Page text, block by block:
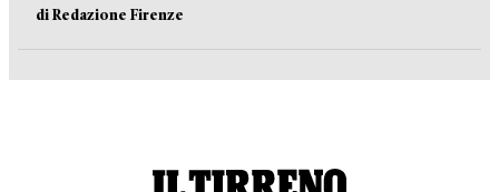
di Redazione Firenze